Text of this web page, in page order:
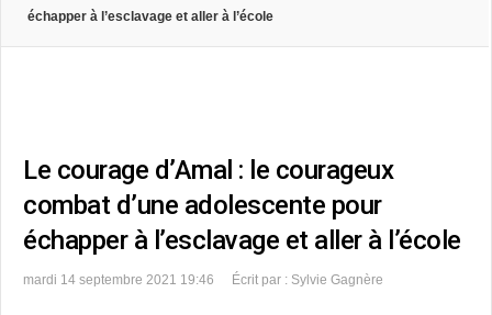
échapper à l’esclavage et aller à l’école
Le courage d’Amal : le courageux
combat d’une adolescente pour
échapper à l’esclavage et aller à l’école
mardi 14 septembre 2021 19:46 Écrit par : Sylvie Gagnère